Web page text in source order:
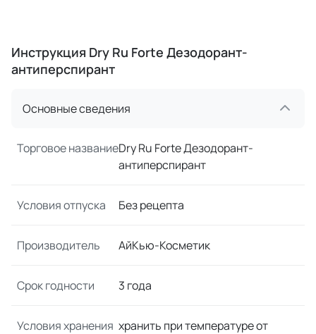
Инструкция Dry Ru Forte Дезодорант-
антиперспирант
Основные сведения
Торговое названиеDry Ru Forte Дезодорант-
антиперспирант
Условия отпуска Без рецепта
Производитель АйКью-Косметик
Срок годности 3 года
Условия хранения хранить при температуре от